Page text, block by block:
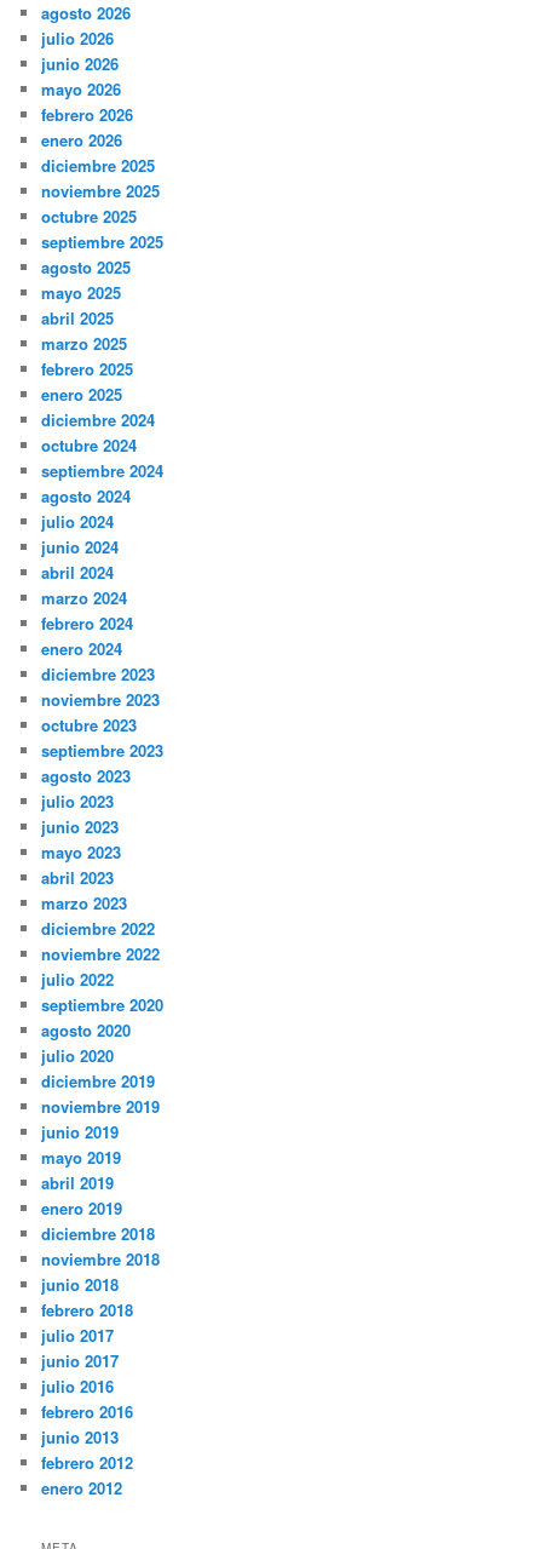
agosto 2026
julio 2026
junio 2026
mayo 2026
febrero 2026
enero 2026
diciembre 2025
noviembre 2025
octubre 2025
septiembre 2025
agosto 2025
mayo 2025
abril 2025
marzo 2025
febrero 2025
enero 2025
diciembre 2024
octubre 2024
septiembre 2024
agosto 2024
julio 2024
junio 2024
abril 2024
marzo 2024
febrero 2024
enero 2024
diciembre 2023
noviembre 2023
octubre 2023
septiembre 2023
agosto 2023
julio 2023
junio 2023
mayo 2023
abril 2023
marzo 2023
diciembre 2022
noviembre 2022
julio 2022
septiembre 2020
agosto 2020
julio 2020
diciembre 2019
noviembre 2019
junio 2019
mayo 2019
abril 2019
enero 2019
diciembre 2018
noviembre 2018
junio 2018
febrero 2018
julio 2017
junio 2017
julio 2016
febrero 2016
junio 2013
febrero 2012
enero 2012